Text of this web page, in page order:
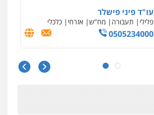
אברהם שהבזי – משרד עורכי דין
מיסים כלכלי פלילי
הון
0504456555
עו"ד דרוויש נאשף